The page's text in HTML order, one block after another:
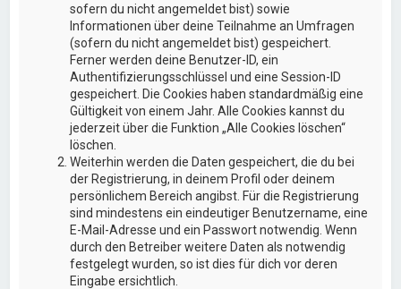
sofern du nicht angemeldet bist) sowie
Informationen über deine Teilnahme an Umfragen
(sofern du nicht angemeldet bist) gespeichert.
Ferner werden deine Benutzer-ID, ein
Authentifizierungsschlüssel und eine Session-ID
gespeichert. Die Cookies haben standardmäßig eine
Gültigkeit von einem Jahr. Alle Cookies kannst du
jederzeit über die Funktion „Alle Cookies löschen“
löschen.
Weiterhin werden die Daten gespeichert, die du bei
der Registrierung, in deinem Profil oder deinem
persönlichem Bereich angibst. Für die Registrierung
sind mindestens ein eindeutiger Benutzername, eine
E-Mail-Adresse und ein Passwort notwendig. Wenn
durch den Betreiber weitere Daten als notwendig
festgelegt wurden, so ist dies für dich vor deren
Eingabe ersichtlich.